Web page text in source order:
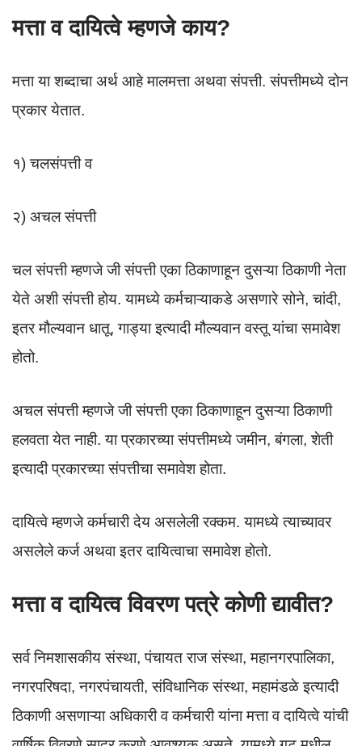
मत्ता व दायित्वे म्हणजे काय?
मत्ता या शब्दाचा अर्थ आहे मालमत्ता अथवा संपत्ती. संपत्तीमध्ये दोन
प्रकार येतात.
१) चलसंपत्ती व
२) अचल संपत्ती
चल संपत्ती म्हणजे जी संपत्ती एका ठिकाणाहून दुसऱ्या ठिकाणी नेता
येते अशी संपत्ती होय. यामध्ये कर्मचाऱ्याकडे असणारे सोने, चांदी,
इतर मौल्यवान धातू, गाड्या इत्यादी मौल्यवान वस्तू यांचा समावेश
होतो.
अचल संपत्ती म्हणजे जी संपत्ती एका ठिकाणाहून दुसऱ्या ठिकाणी
हलवता येत नाही. या प्रकारच्या संपत्तीमध्ये जमीन, बंगला, शेती
इत्यादी प्रकारच्या संपत्तीचा समावेश होता.
दायित्वे म्हणजे कर्मचारी देय असलेली रक्कम. यामध्ये त्याच्यावर
असलेले कर्ज अथवा इतर दायित्वाचा समावेश होतो.
मत्ता व दायित्व विवरण पत्रे कोणी द्यावीत?
सर्व निमशासकीय संस्था, पंचायत राज संस्था, महानगरपालिका,
नगरपरिषदा, नगरपंचायती, संविधानिक संस्था, महामंडळे इत्यादी
ठिकाणी असणाऱ्या अधिकारी व कर्मचारी यांना मत्ता व दायित्वे यांची